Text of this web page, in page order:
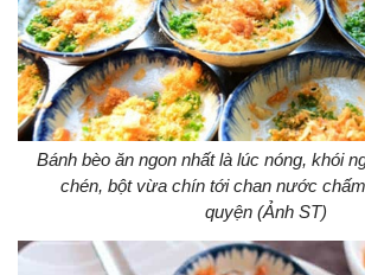
Bánh bèo ăn ngon nhất là lúc nóng, khói
chén, bột vừa chín tới chan nước
quyện (Ảnh ST)